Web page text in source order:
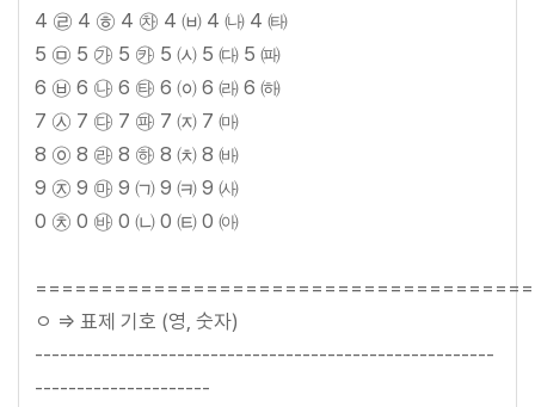
4 ㉣ 4 ㉭ 4 ㉷ 4 ㈅ 4 ㈏ 4 ㈙
5 ㉤ 5 ㉮ 5 ㉸ 5 ㈆ 5 ㈐ 5 ㈚
6 ㉥ 6 ㉯ 6 ㉹ 6 ㈇ 6 ㈑ 6 ㈛
7 ㉦ 7 ㉰ 7 ㉺ 7 ㈈ 7 ㈒
8 ㉧ 8 ㉱ 8 ㉻ 8 ㈉ 8 ㈓
9 ㉨ 9 ㉲ 9 ㈀ 9 ㈊ 9 ㈔
0 ㉩ 0 ㉳ 0 ㈁ 0 ㈋ 0 ㈕
ㅇ => 표제 기호 (영, 숫자)
-------------------------------------------------------
---------------------